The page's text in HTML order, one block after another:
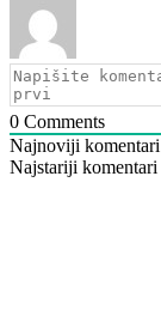
0 Comments
Najnoviji komentari
Najstariji komentari